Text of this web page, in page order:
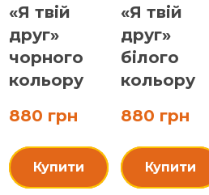
«Я твій
друг»
чорного
кольору
880 грн
Купити
«Я твій
друг»
білого
кольору
880 грн
Купити